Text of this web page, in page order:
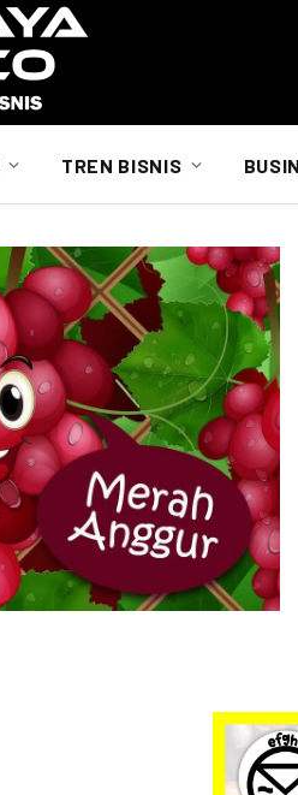
TREN BISNIS